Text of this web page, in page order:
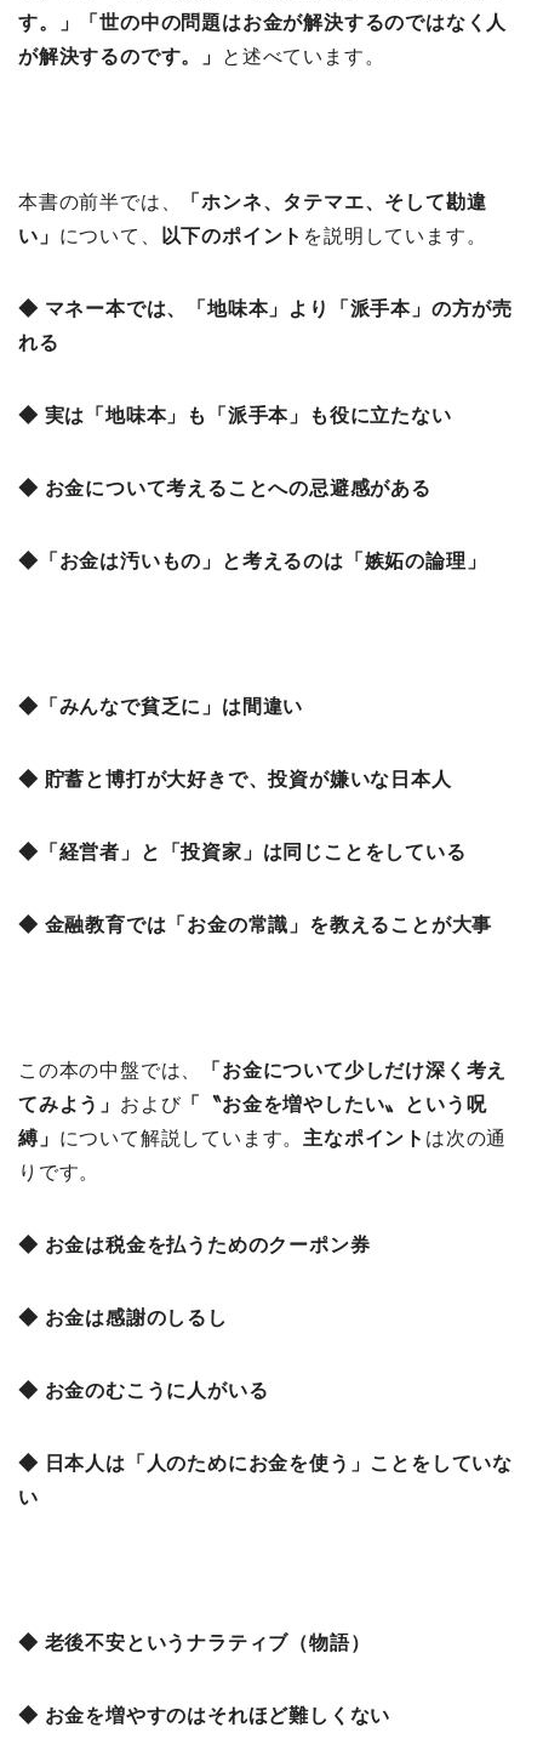
す。」「世の中の問題はお金が解決するのではなく人
が解決するのです。」
と述べています。
本書の前半では、
「ホンネ、タテマエ、そして勘違
い」 について、 以下のポイント を説明しています。
◆ マネー本では、「地味本」より「派手本」の方が売
れる
◆ 実は「地味本」も「派手本」も役に立たない
◆ お金について考えることへの忌避感がある
◆「お金は汚いもの」と考えるのは「嫉妬の論理」
◆「みんなで貧乏に」は間違い
◆ 貯蓄と博打が大好きで、投資が嫌いな日本人
◆「経営者」と「投資家」は同じことをしている
◆ 金融教育では「お金の常識」を教えることが大事
この本の中盤では、
「お金について少しだけ深く考え
てみよう」 および「
〝お金を増やしたい〟という呪
縛」 について解説しています。 主なポイント は次の通
りです。
◆ お金は税金を払うためのクーポン券
◆ お金は感謝のしるし
◆ お金のむこうに人がいる
◆ 日本人は「人のためにお金を使う」ことをしていな
い
◆ 老後不安というナラティブ（物語）
◆ お金を増やすのはそれほど難しくない